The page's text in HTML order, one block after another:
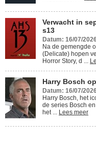
Verwacht in
s13
Datum: 16/07/
Na de gemengde
(Delicate) hopen
Horror Story, d ...
Harry Bosch
Datum: 16/07/
Harry Bosch, het
de series Bosch
het ... Lees meer